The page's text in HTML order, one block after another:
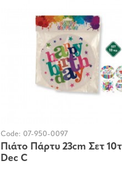
Code: 07-950-0097
Πιάτο Πάρτυ 23cm Σετ
Dec C